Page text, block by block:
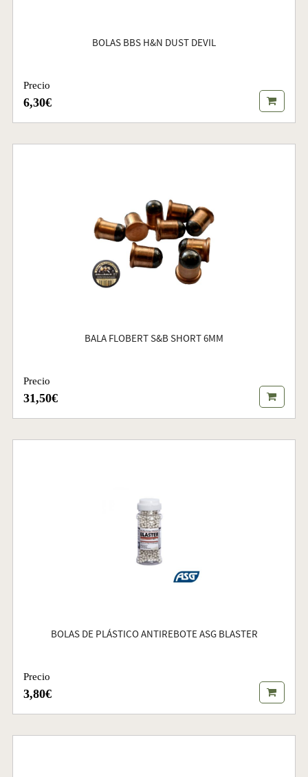
BOLAS BBS H&N DUST DEVIL
Precio
6,30€
BALA FLOBERT S&B SHORT 6MM
Precio
31,50€
BOLAS DE PLÁSTICO ANTIREBOTE ASG BLASTER
Precio
3,80€